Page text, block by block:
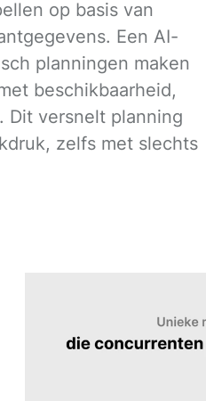
op basis van
Een AI-
planningen maken
beschikbaarheid,
Dit versnelt planning
zelfs met slechts